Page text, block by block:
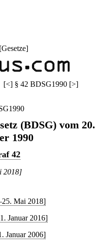
Gesetze]
[<] § 42 BDSG1990 [>]
(BDSG) vom 20.
1990
42
2018]
Mai 2018]
Januar 2016]
Januar 2006]